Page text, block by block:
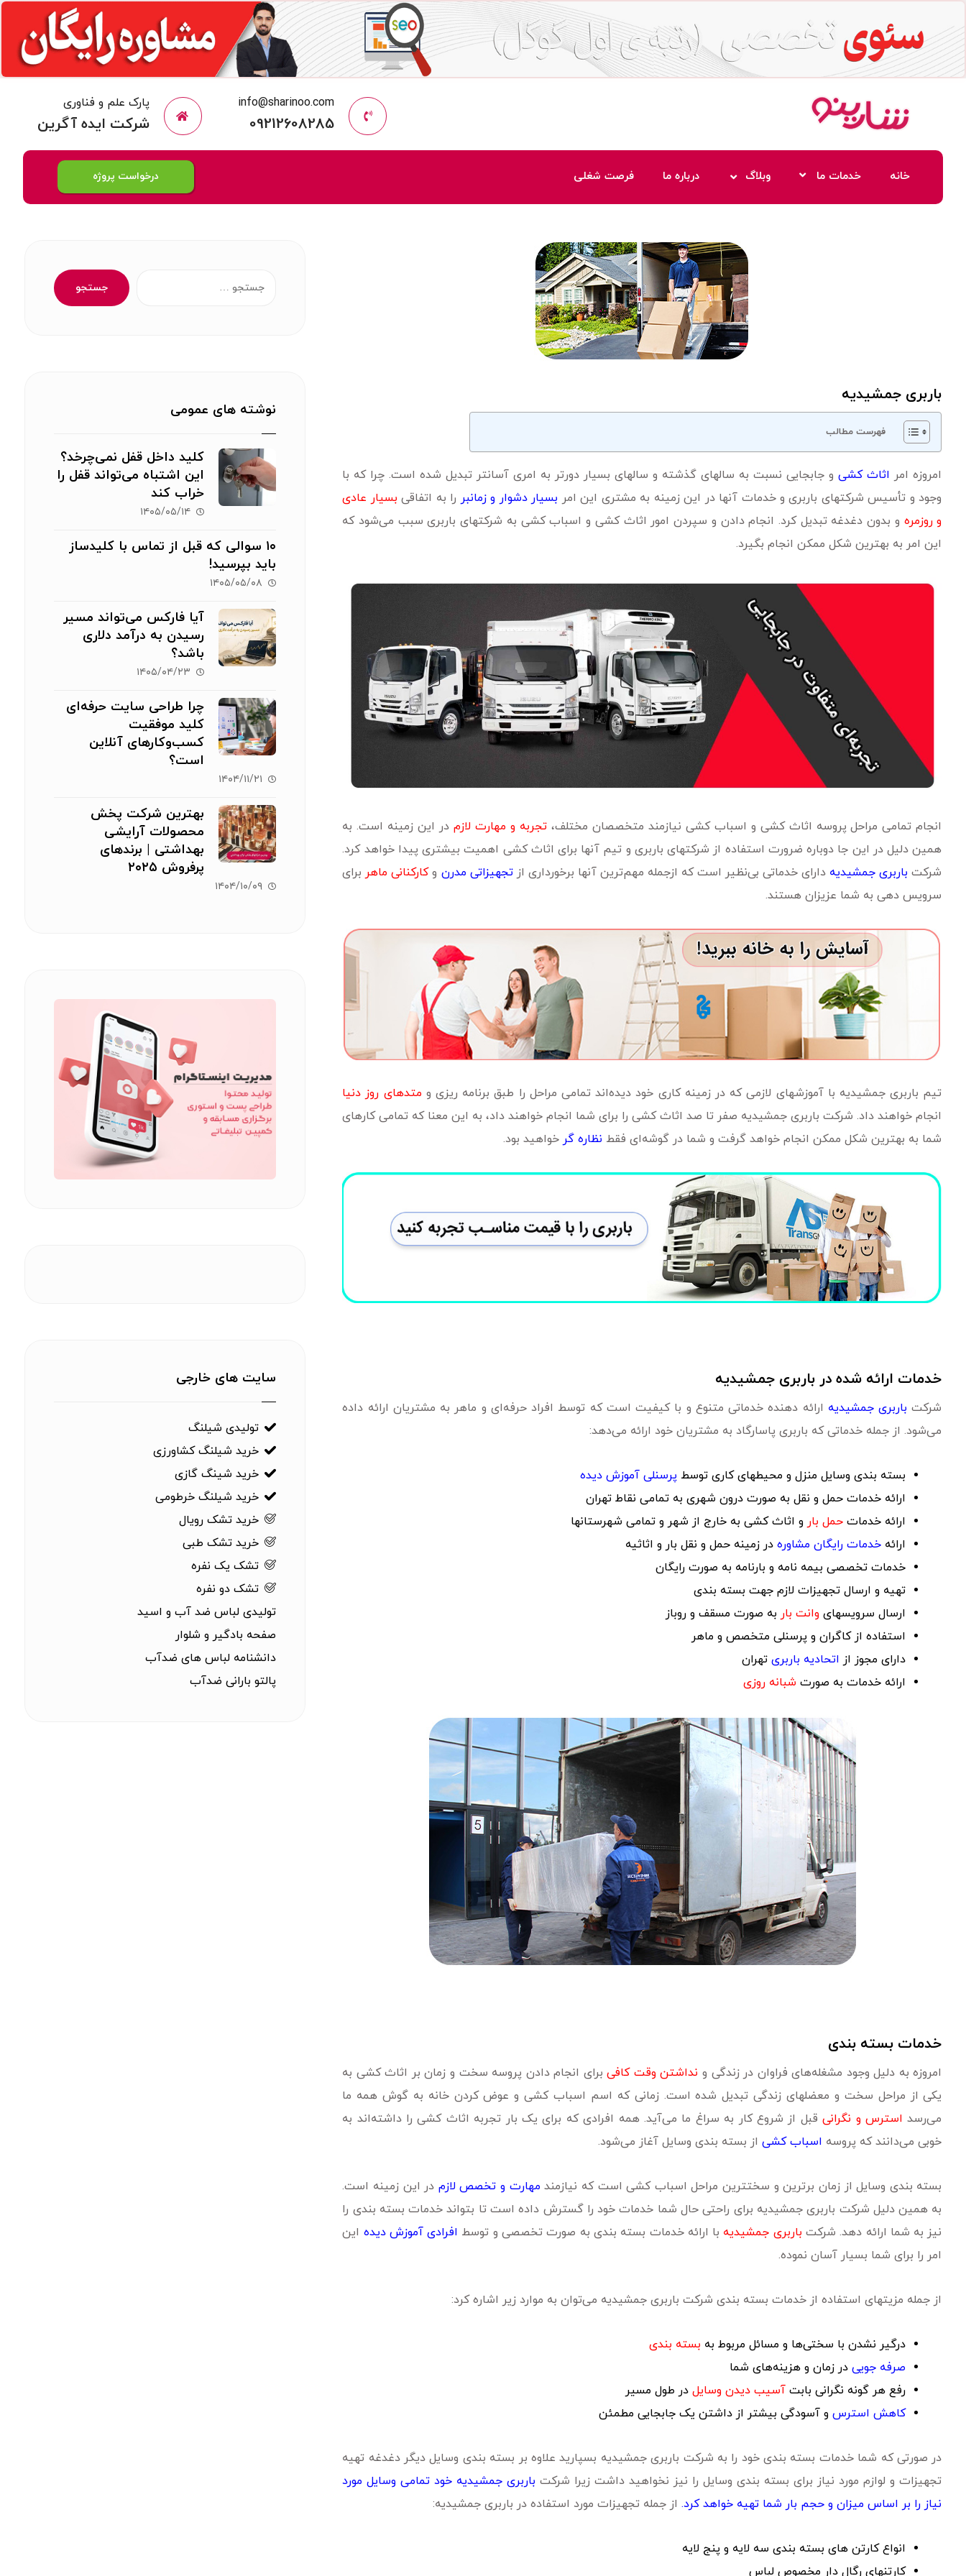
پارک علم و فناوری
شرکت ایده آگرین
info@sharinoo.com
09212608285
خانه خدمات ما وبلاگ درباره ما فرصت شغلی درخواست پروژه
باربری جمشیدیه
فهرست مطالب
امروزه امر اثاث ‌کشیو جابجایی نسبت ‌به سالهای گذشته و سالهای بسیار دورتر به امری آسانتر تبدیل شده ‌است. چرا که با
وجود و تأسیس شرکتهای باربری و خدمات آنها در این زمینه به مشتری این امر بسیار دشوار و زمانبر را به اتفاقی بسیار عادی
و روزمره و بدون دغدغه تبدیل کرد. انجام دادن و سپردن امور اثاث‌ کشی و اسباب ‌کشی به شرکتهای باربری سبب می‌شود که
این امر به بهترین شکل ممکن انجام بگیرد.
انجام تمامی مراحل پروسه اثاث‌ کشی و اسباب ‌کشی نیازمند متخصصان مختلف،تجربه و مهارت لازمدر این زمینه است. به
‌همین دلیل در این ‌جا دوباره ضرورت استفاده از شرکتهای باربری و تیم آنها برای اثاث‌ کشی اهمیت بیشتری پیدا خواهد کرد.
شرکت باربری جمشیدیه دارای خدماتی بی‌نظیر است که ازجمله مهم‌ترین آنها برخورداری ازتجهیزاتی مدرن وکارکنانی ماهر برای
سرویس ‌دهی به شما عزیزان هستند.
تیم باربری جمشیدیه با آموزشهای لازمی که در زمینه کاری خود دیده‌اند تمامی مراحل را طبق برنامه ‌ریزی و متدهای روز دنیا
انجام خواهند داد. شرکت باربری جمشیدیه صفر تا صد اثاث کشی را برای شما انجام خواهند داد، به این معنا که تمامی کارهای
شما به بهترین شکل ممکن انجام خواهد گرفت و شما در گوشه‌ای فقط نظاره گر خواهید بود.
خدمات ارائه شده در باربری جمشیدیه
شرکت باربری جمشیدیه ارائه دهنده خدماتی متنوع و با کیفیت است که توسط افراد حرفه‌ای و ماهر به مشتریان ارائه داده
می‌شود. از جمله خدماتی که باربری پاسارگاد به مشتریان خود ارائه می‌دهد:
بسته بندی وسایل منزل و محیطهای کاری توسط پرسنلی آموزش دیده
ارائه خدمات حمل و نقل به صورت درون شهری به تمامی نقاط تهران
ارائه خدمات حمل بار و اثاث کشی به خارج از شهر و تمامی شهرستانها
ارائه خدمات رایگان مشاورهدر زمینه حمل و نقل بار و اثاثیه
خدمات تخصصی بیمه نامه و بارنامه به صورت رایگان
تهیه و ارسال تجهیزات لازم جهت بسته بندی
ارسال سرویسهای وانت بار به صورت مسقف و روباز
استفاده از کاگران و پرسنلی متخصص و ماهر
دارای مجوز از اتحادیه باربریتهران
ارائه خدمات به صورت شبانه روزی
خدمات بسته بندی
امروزه به دلیل وجود مشغله‌های فراوان در زندگی و نداشتن وقت کافیبرای انجام دادن پروسه سخت و زمان بر اثاث کشی به
یکی از مراحل سخت و معضلهای زندگی تبدیل شده است. زمانی که اسم اسباب کشی و عوض کردن خانه به گوش همه ما
می‌رسد استرس و نگرانیقبل از شروع کار به سراغ ما می‌آید. همه افرادی که برای یک بار تجربه اثاث کشی را داشته‌اند به
خوبی می‌دانند که پروسه اسباب کشیاز بسته بندی وسایل آغاز می‌شود.
بسته بندی وسایل از زمان برترین و سختترین مراحل اسباب کشی است که نیازمند مهارت و تخصص لازم در این زمینه است.
به همین دلیل شرکت باربری جمشیدیه برای راحتی حال شما خدمات خود را گسترش داده است تا بتواند خدمات بسته بندی را
نیز به شما ارائه دهد. شرکت باربری جمشیدیه با ارائه خدمات بسته بندی به صورت تخصصی و توسط افرادی آموزش دیده این
امر را برای شما بسیار آسان نموده.
از جمله مزیتهای استفاده از خدمات بسته بندی شرکت باربری جمشیدیه می‌توان به موارد زیر اشاره کرد:
درگیر نشدن با سختی‌ها و مسائل مربوط به بسته بندی
صرفه جوییدر زمان و هزینه‌های شما
رفع هر گونه نگرانی بابت آسیب دیدن وسایلدر طول مسیر
کاهش استرسو آسودگی بیشتر از داشتن یک جابجایی مطمئن
در صورتی که شما خدمات بسته بندی خود را به شرکت باربری جمشیدیه بسپارید علاوه بر بسته بندی وسایل دیگر دغدغه تهیه
تجهیزات و لوازم مورد نیاز برای بسته بندی وسایل را نیز نخواهید داشت زیرا شرکت باربری جمشیدیه خود تمامی وسایل مورد
نیاز را بر اساس میزان و حجم بار شما تهیه خواهد کرد.از جمله تجهیزات مورد استفاده در باربری جمشیدیه:
انواع کارتن های بسته بندی سه لایه و پنج لایه
کارتنهای رگال دار مخصوص لباس
جستجو
نوشته های عمومی
کلید داخل قفل نمی‌چرخد؟
این اشتباه می‌تواند قفل را
خراب کند
۱۴۰۵/۰۵/۱۴
۱۰ سوالی که قبل از تماس با کلیدساز
باید بپرسید!
۱۴۰۵/۰۵/۰۸
آیا فارکس می‌تواند مسیر
رسیدن به درآمد دلاری
باشد؟
۱۴۰۵/۰۴/۲۳
چرا طراحی سایت حرفه‌ای
کلید موفقیت
کسب‌وکارهای آنلاین
است؟
۱۴۰۴/۱۱/۲۱
بهترین شرکت پخش
محصولات آرایشی
بهداشتی | برندهای
پرفروش ۲۰۲۵
۱۴۰۴/۱۰/۰۹
سایت های خارجی
تولیدی شیلنگ
خرید شیلنگ کشاورزی
خرید شینگ گازی
خرید شیلنگ خرطومی
خرید تشک رویال
خرید تشک طبی
تشک یک نفره
تشک دو نفره
تولیدی لباس ضد آب و اسید
صفحه بادگیر و شلوار
دانشنامه لباس های ضدآب
پالتو بارانی ضدآب